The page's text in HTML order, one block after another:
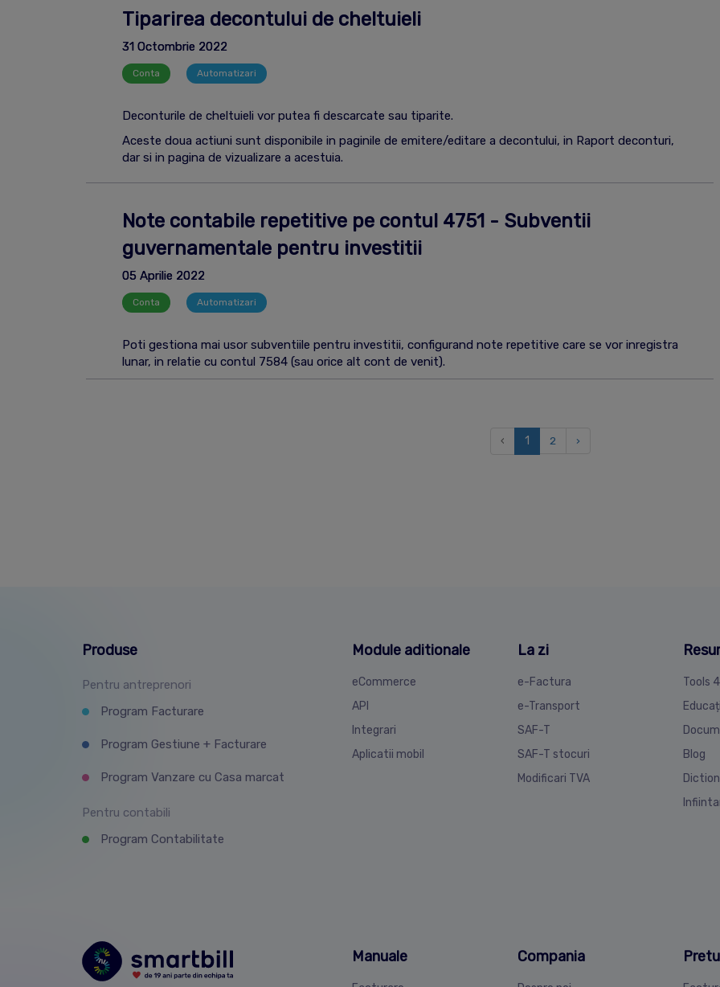
Tiparirea decontului de cheltuieli
31 Octombrie 2022
Conta Automatizari
Deconturile de cheltuieli vor putea fi descarcate sau tiparite.
Aceste doua actiuni sunt disponibile in paginile de emitere/editare a decontului, in Raport deconturi,
dar si in pagina de vizualizare a acestuia.
Note contabile repetitive pe contul 4751 - Subventii
guvernamentale pentru investitii
05 Aprilie 2022
Conta Automatizari
Poti gestiona mai usor subventiile pentru investitii, configurand note repetitive care se vor inregistra
lunar, in relatie cu contul 7584 (sau orice alt cont de venit).
‹ 1 2 ›
Produse
Pentru antreprenori
Program Facturare
Program Gestiune + Facturare
Program Vanzare cu Casa marcat
Pentru contabili
Program Contabilitate
Module aditionale
eCommerce
API
Integrari
Aplicatii mobil
La zi
e-Factura
e-Transport
SAF-T
SAF-T stocuri
Modificari TVA
Tools
Blog
Manuale Compania